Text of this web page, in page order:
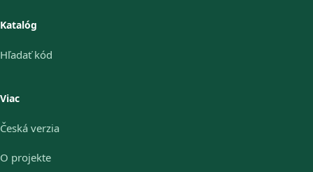
Katalóg
Hľadať kód
Viac
Česká verzia
O projekte